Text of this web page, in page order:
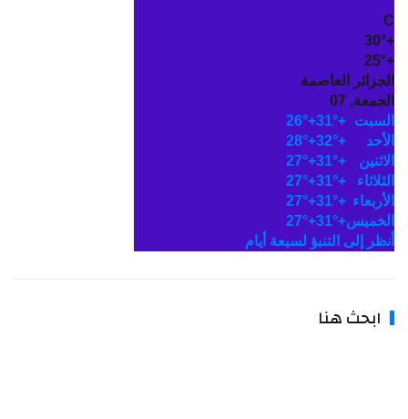
30°
25°
العاصمة
07
+
31°
+
26°
32°
+
28°
+
31°
+
27°
+
31°
+
27°
+
31°
+
27°
+
31°
+
27°
إلى التنبؤ لسبعة أيام
ابحث هنا